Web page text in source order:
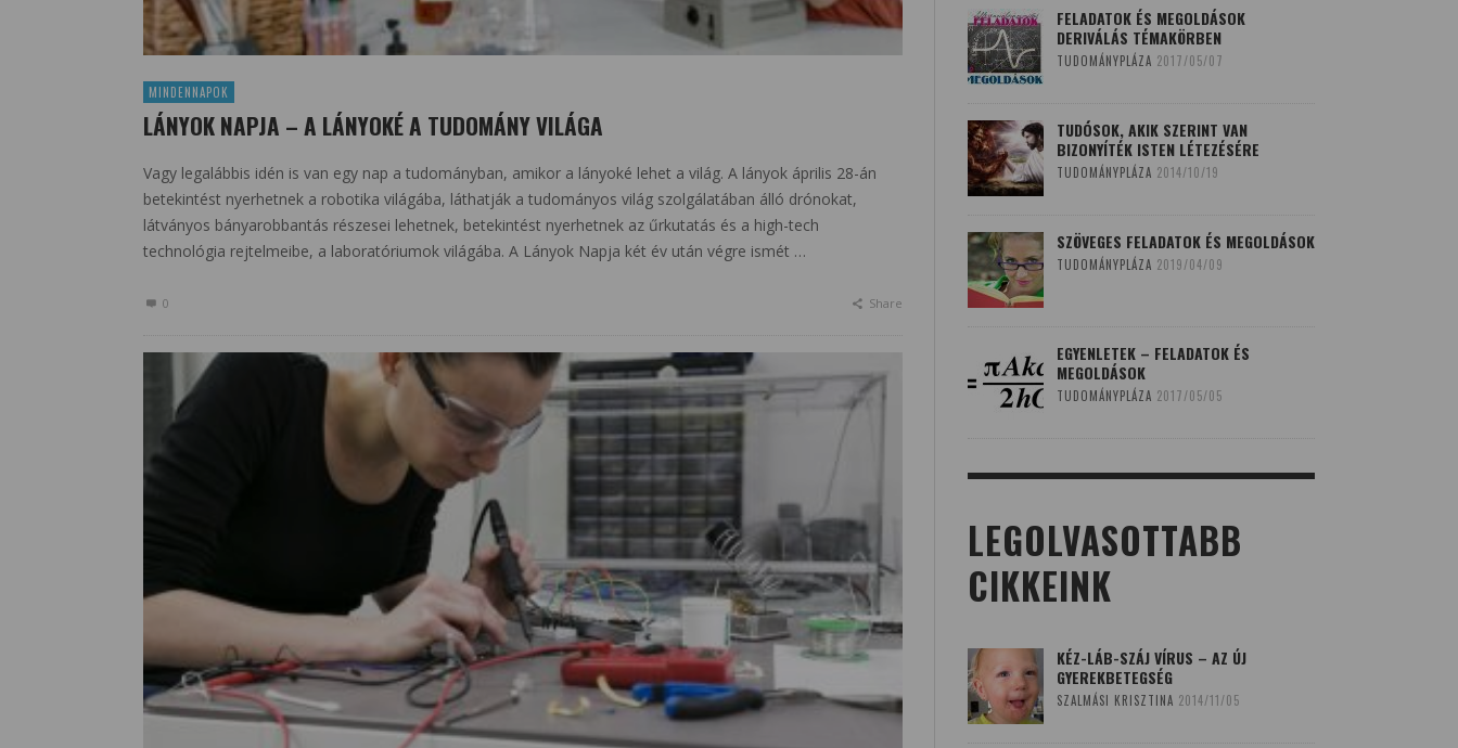
MINDENNAPOK
LÁNYOK NAPJA – A LÁNYOKÉ A TUDOMÁNY VILÁGA
Vagy legalábbis idén is van egy nap a tudományban, amikor a lányoké lehet a világ. A lányok április 28-án
betekintést nyerhetnek a robotika világába, láthatják a tudományos világ szolgálatában álló drónokat,
látványos bányarobbantás részesei lehetnek, betekintést nyerhetnek az űrkutatás és a high-tech
technológia rejtelmeibe, a laboratóriumok világába. A Lányok Napja két év után végre ismét …
0 Share
FELADATOK ÉS MEGOLDÁSOK
DERIVÁLÁS TÉMAKÖRBEN
TUDOMÁNYPLÁZA 2017/05/07
TUDÓSOK, AKIK SZERINT VAN
BIZONYÍTÉK ISTEN LÉTEZÉSÉRE
TUDOMÁNYPLÁZA 2014/10/19
SZÖVEGES FELADATOK ÉS MEGOLDÁSOK
TUDOMÁNYPLÁZA 2019/04/09
EGYENLETEK – FELADATOK ÉS
MEGOLDÁSOK
TUDOMÁNYPLÁZA 2017/05/05
LEGOLVASOTTABB
CIKKEINK
KÉZ-LÁB-SZÁJ VÍRUS – AZ ÚJ
GYEREKBETEGSÉG
SZALMÁSI KRISZTINA 2014/11/05